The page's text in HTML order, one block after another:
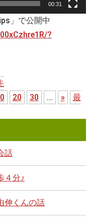
00:31
」で公開中
?
20 30 ... »
最
話
４分♪
伸くんの話